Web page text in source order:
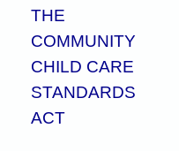
THE
COMMUNITY
CHILD CARE
STANDARDS
ACT